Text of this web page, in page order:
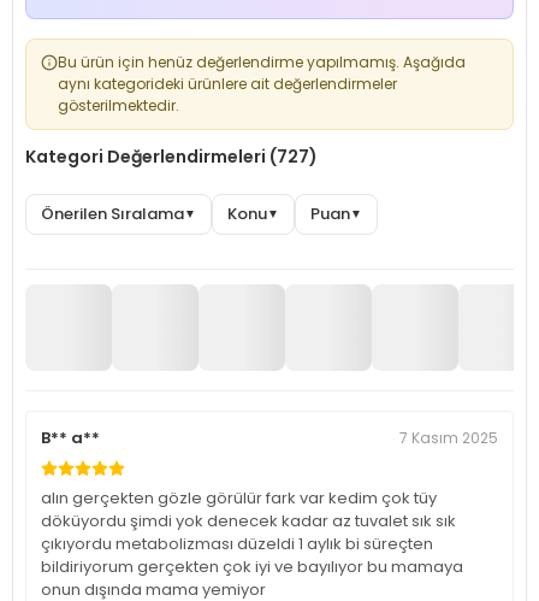
Bu ürün için henüz değerlendirme yapılmamış. Aşağıda
aynı kategorideki ürünlere ait değerlendirmeler
gösterilmektedir.
Kategori Değerlendirmeleri (727)
Önerilen Sıralama▼ Konu▼ Puan▼
B** a** 7 Kasım 2025
alın gerçekten gözle görülür fark var kedim çok tüy
döküyordu şimdi yok denecek kadar az tuvalet sık sık
çıkıyordu metabolizması düzeldi 1 aylık bi süreçten
bildiriyorum gerçekten çok iyi ve bayılıyor bu mamaya
onun dışında mama yemiyor